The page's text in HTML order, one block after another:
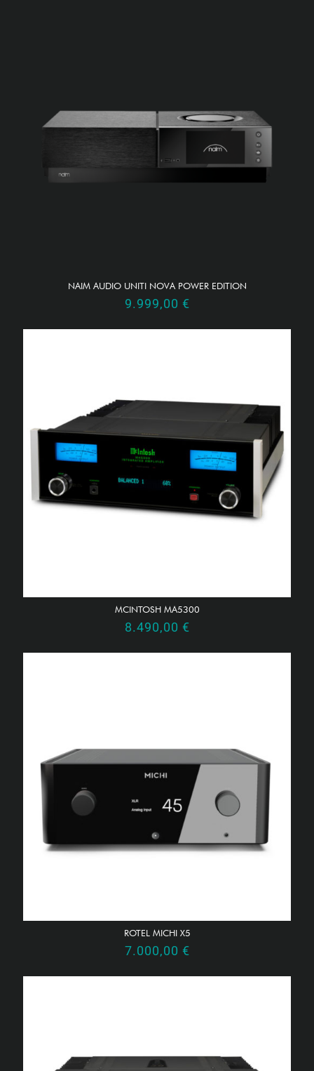
NAIM AUDIO UNITI NOVA POWER EDITION
9.999,00 €
MCINTOSH MA5300
8.490,00 €
ROTEL MICHI X5
7.000,00 €